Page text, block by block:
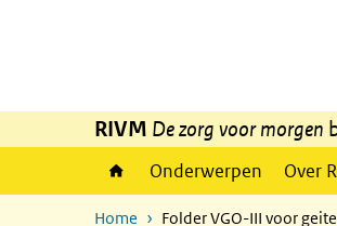
RIVM De zorg voor morgen
Onderwerpen Over
Home Folder VGO-III voor